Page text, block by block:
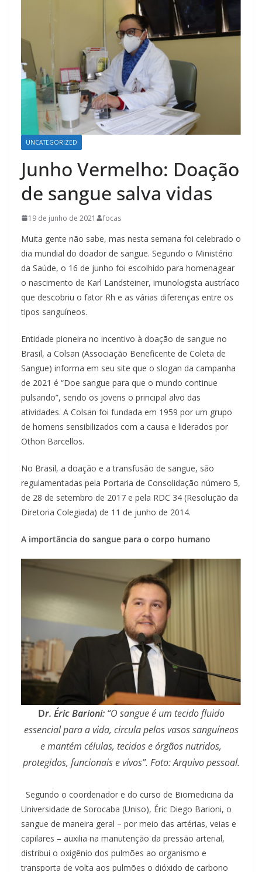
UNCATEGORIZED
Junho Vermelho: Doação
de sangue salva vidas
19 de junho de 2021 focas
Muita gente não sabe, mas nesta semana foi celebrado o
dia mundial do doador de sangue. Segundo o Ministério
da Saúde, o 16 de junho foi escolhido para homenagear
o nascimento de Karl Landsteiner, imunologista austríaco
que descobriu o fator Rh e as várias diferenças entre os
tipos sanguíneos.
Entidade pioneira no incentivo à doação de sangue no
Brasil, a Colsan (Associação Beneficente de Coleta de
Sangue) informa em seu site que o slogan da campanha
de 2021 é “Doe sangue para que o mundo continue
pulsando”, sendo os jovens o principal alvo das
atividades. A Colsan foi fundada em 1959 por um grupo
de homens sensibilizados com a causa e liderados por
Othon Barcellos.
No Brasil, a doação e a transfusão de sangue, são
regulamentadas pela Portaria de Consolidação número 5,
de 28 de setembro de 2017 e pela RDC 34 (Resolução da
Diretoria Colegiada) de 11 de junho de 2014.
A importância do sangue para o corpo humano
Dr. Éric Barioni:“O sangue é um tecido fluido
essencial para a vida, circula pelos vasos sanguíneos
e mantém células, tecidos e órgãos nutridos,
protegidos, funcionais e vivos”. Foto: Arquivo pessoal.
Segundo o coordenador e do curso de Biomedicina da
Universidade de Sorocaba (Uniso), Éric Diego Barioni, o
sangue de maneira geral – por meio das artérias, veias e
capilares – auxilia na manutenção da pressão arterial,
distribui o oxigênio dos pulmões ao organismo e
transporta de volta aos pulmões o dióxido de carbono